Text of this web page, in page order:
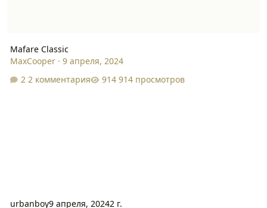
Mafare Classic
MaxCooper· 9 апреля, 2024
2 комментария
914 просмотров
urbanboy9 апреля, 20242 г.